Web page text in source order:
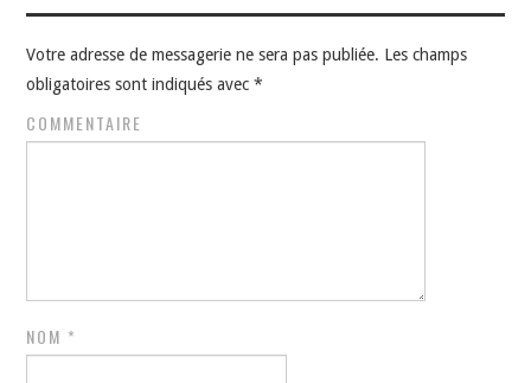
Votre adresse de messagerie ne sera pas publiée. Les champs
obligatoires sont indiqués avec*
COMMENTAIRE
NOM *